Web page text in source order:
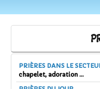
PRIÈRES DANS LE
chapelet, adoration ...